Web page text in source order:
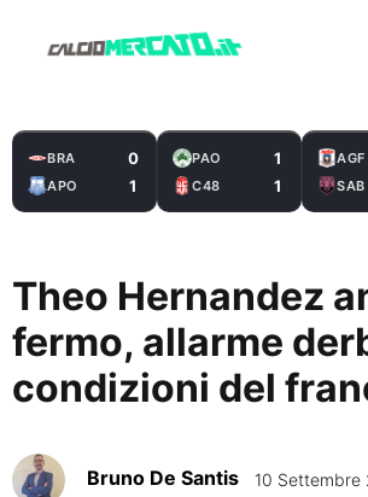
BRA 0
APO 1
PAO 1
C48 1
AGF
SAB
Theo Hernandez
fermo, allarme
condizioni del
Bruno De Santis 10